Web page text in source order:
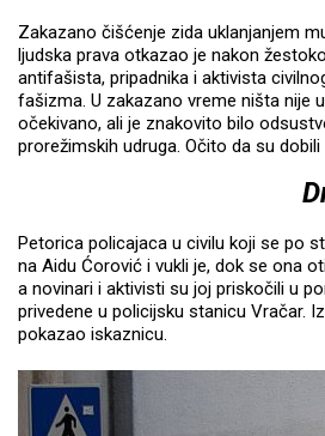
Zakazano čišćenje zida uklanjanjem
ljudska prava otkazao je nakon
antifašista, pripadnika i aktivista
fašizma. U zakazano vreme ništa nije
očekivano, ali je znakovito bilo
prorežimskih udruga. Očito da su
Petorica policajaca u civilu koji se po
na Aidu Ćorović i vukli je, dok se ona
a novinari i aktivisti su joj priskočili u
privedene u policijsku stanicu Vračar.
pokazao iskaznicu.